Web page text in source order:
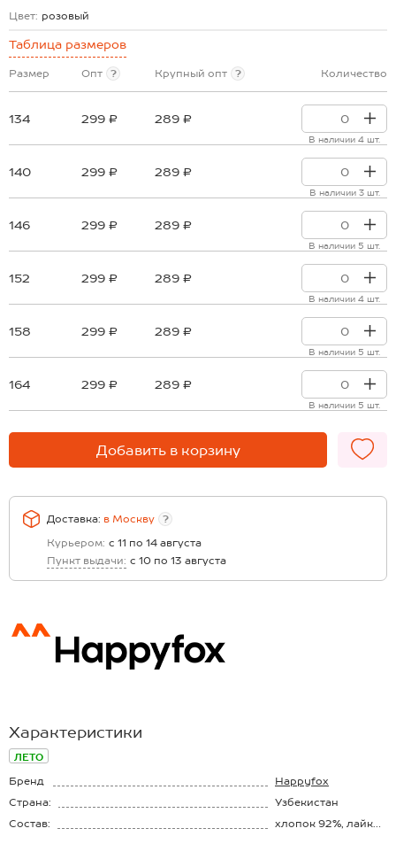
Цвет: розовый
Таблица размеров
Размер Опт ? Крупный опт ? Количество
134 299 ₽ 289 ₽
В наличии 4 шт.
140 299 ₽ 289 ₽
В наличии 3 шт.
146 299 ₽ 289 ₽
В наличии 5 шт.
152 299 ₽ 289 ₽
В наличии 4 шт.
158 299 ₽ 289 ₽
В наличии 5 шт.
164 299 ₽ 289 ₽
В наличии 5 шт.
Добавить в корзину
Доставка: в Москву
?
Курьером: с 11 по 14 августа
Пункт выдачи: с 10 по 13 августа
Характеристики
ЛЕТО
Бренд
Happyfox
Страна:
Узбекистан
Состав:
хлопок 92%, лайкра